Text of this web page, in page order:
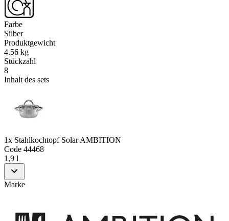
Farbe
Silber
Produktgewicht
4.56 kg
Stückzahl
8
Inhalt des sets
1x Stahlkochtopf Solar AMBITION
Code 44468
1,9 l
Marke